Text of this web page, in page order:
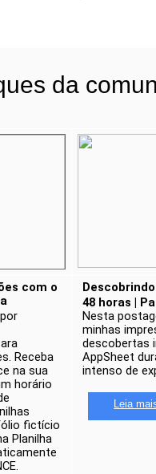
da
com o
por
Receba
na sua
horário
fictício
Planilha
48 horas |
Nesta
minhas
descobertas
AppSheet
intenso de
Leia